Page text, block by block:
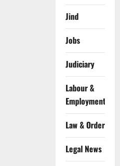
Jind
Jobs
Judiciary
Labour &
Employment
Law & Order
Legal News